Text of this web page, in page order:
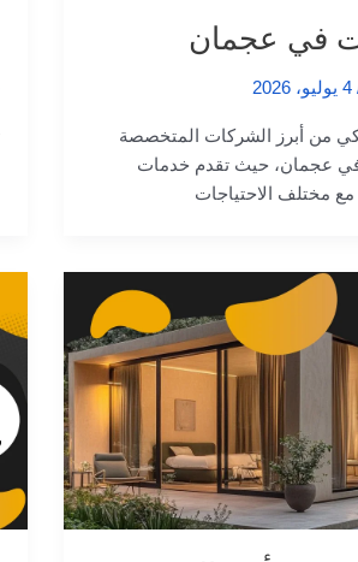
في عجمان
4 يوليو، 2026
من أبرز الشركات المتخصصة
عجمان، حيث تقدم خدمات
مختلف الاحتياجات